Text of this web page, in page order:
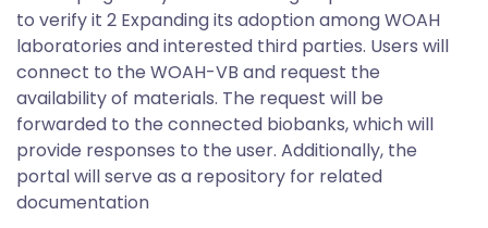
to verify it 2 Expanding its adoption among WOAH
laboratories and interested third parties. Users will
connect to the WOAH-VB and request the
availability of materials. The request will be
forwarded to the connected biobanks, which will
provide responses to the user. Additionally, the
portal will serve as a repository for related
documentation